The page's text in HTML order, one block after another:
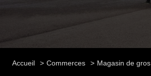
Accueil Commerces Magasin de gros